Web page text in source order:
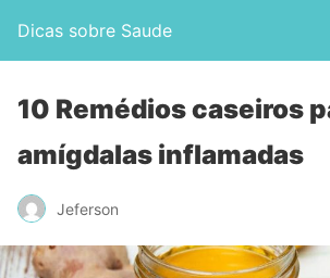
Dicas sobre Saude
10 Remédios caseiros
amígdalas inflamadas
Jeferson